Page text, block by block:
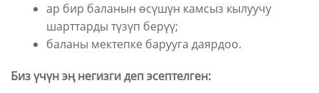
ар бир баланын өсүшүн камсыз кылуучу
шарттарды түзүп берүү;
баланы мектепке барууга даярдоо.
Биз үчүн эң негизги деп эсептелген: